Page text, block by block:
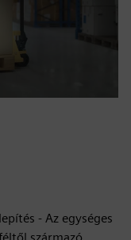
- Az egységes